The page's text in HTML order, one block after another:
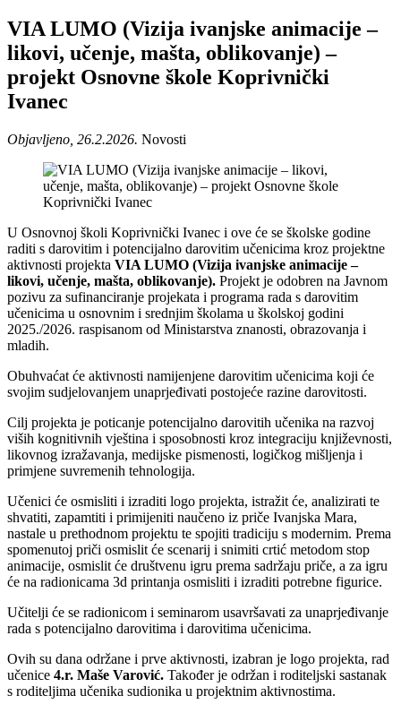
VIA LUMO (Vizija ivanjske animacije –
likovi, učenje, mašta, oblikovanje) –
projekt Osnovne škole Koprivnički
Ivanec
Objavljeno, 26.2.2026. Novosti
U Osnovnoj školi Koprivnički Ivanec i ove će se školske godine
raditi s darovitim i potencijalno darovitim učenicima kroz projektne
aktivnosti projekta VIA LUMO (Vizija ivanjske animacije –
likovi, učenje, mašta, oblikovanje). Projekt je odobren na Javnom
pozivu za sufinanciranje projekata i programa rada s darovitim
učenicima u osnovnim i srednjim školama u školskoj godini
2025./2026. raspisanom od Ministarstva znanosti, obrazovanja i
mladih.
Obuhvaćat će aktivnosti namijenjene darovitim učenicima koji će
svojim sudjelovanjem unaprjeđivati postojeće razine darovitosti.
Cilj projekta je poticanje potencijalno darovitih učenika na razvoj
viših kognitivnih vještina i sposobnosti kroz integraciju književnosti,
likovnog izražavanja, medijske pismenosti, logičkog mišljenja i
primjene suvremenih tehnologija.
Učenici će osmisliti i izraditi logo projekta, istražit će, analizirati te
shvatiti, zapamtiti i primijeniti naučeno iz priče Ivanjska Mara,
nastale u prethodnom projektu te spojiti tradiciju s modernim. Prema
spomenutoj priči osmislit će scenarij i snimiti crtić metodom stop
animacije, osmislit će društvenu igru prema sadržaju priče, a za igru
će na radionicama 3d printanja osmisliti i izraditi potrebne figurice.
Učitelji će se radionicom i seminarom usavršavati za unaprjeđivanje
rada s potencijalno darovitima i darovitima učenicima.
Ovih su dana održane i prve aktivnosti, izabran je logo projekta, rad
učenice 4.r. Maše Varović. Također je održan i roditeljski sastanak
s roditeljima učenika sudionika u projektnim aktivnostima.